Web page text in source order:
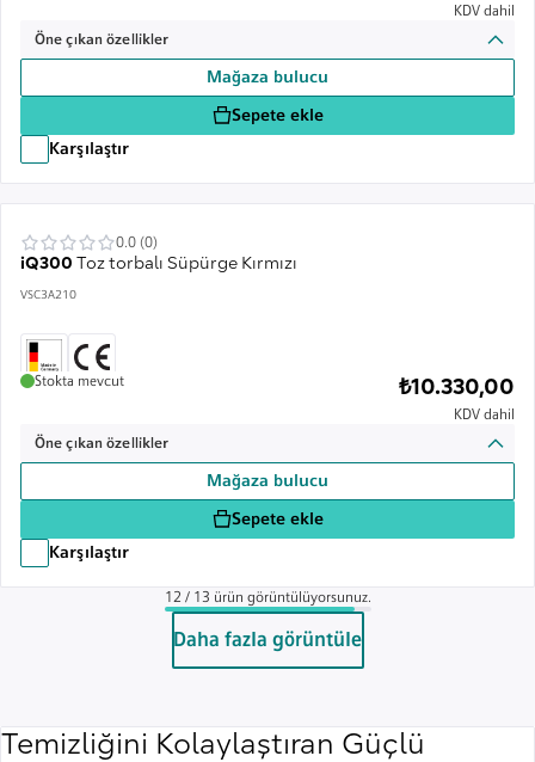
KDV dahil
Öne çıkan özellikler
Mağaza bulucu
Sepete ekle
Karşılaştır
iQ300 Toz torbalı Süpürge Kırmızı
VSC3A210
0.0 (0)
Stokta mevcut ₺10.330,00
KDV dahil
Öne çıkan özellikler
Mağaza bulucu
Sepete ekle
Karşılaştır
12 / 13 ürün görüntülüyorsunuz.
Daha fazla görüntüle
Temizliğini Kolaylaştıran Güçlü